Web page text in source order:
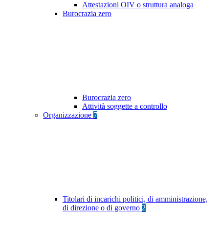
Attestazioni OIV o struttura analoga
Burocrazia zero
Burocrazia zero
Attività soggette a controllo
Organizzazione 7
Titolari di incarichi politici, di amministrazione,
di direzione o di governo 2